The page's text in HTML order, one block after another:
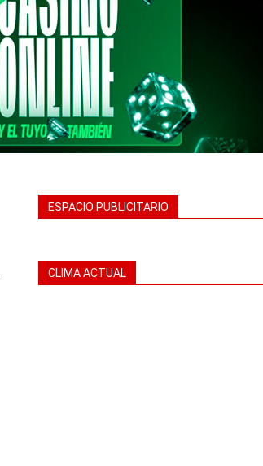
ESPACIO PUBLICITARIO
CLIMA ACTUAL